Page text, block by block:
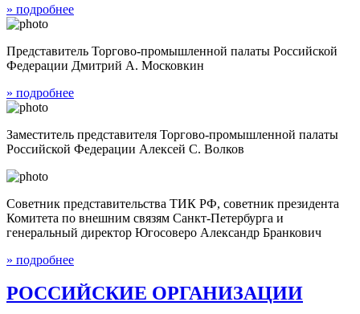
» подробнее
Представитель Торгово-промышленной палаты Российской
Федерации Дмитрий А. Московкин
» подробнее
Заместитель представителя Торгово-промышленной палаты
Российской Федерации Алексей С. Волков
Советник представительства ТИК РФ, советник президента
Комитета по внешним связям Санкт-Петербурга и
генеральный директор Югосоверо Александр Бранкович
» подробнее
РОССИЙСКИЕ ОРГАНИЗАЦИИ